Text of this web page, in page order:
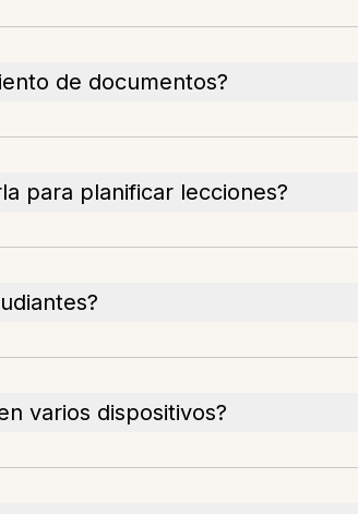
de documentos?
para planificar lecciones?
varios dispositivos?